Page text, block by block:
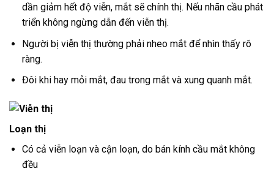
dần giảm hết độ viễn, mắt sẽ chính thị. Nếu nhãn cầu phát
triển không ngừng dẫn đến viễn thị.
Người bị viễn thị thường phải nheo mắt để nhìn thấy rõ
ràng.
Đôi khi hay mỏi mắt, đau trong mắt và xung quanh mắt.
Loạn thị
Có cả viễn loạn và cận loạn, do bán kính cầu mắt không
đều